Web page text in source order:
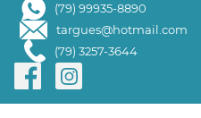
(79) 99935-8890
targues@hotmail.com
(79) 3257-3644